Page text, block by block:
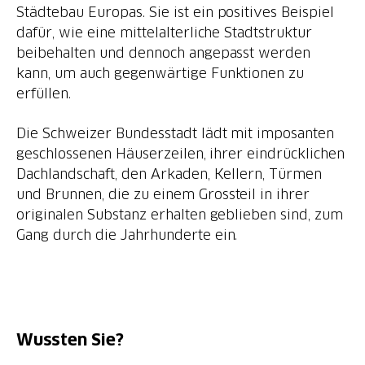
Städtebau Europas. Sie ist ein positives Beispiel
dafür, wie eine mittelalterliche Stadtstruktur
beibehalten und dennoch angepasst werden
kann, um auch gegenwärtige Funktionen zu
erfüllen.
Die Schweizer Bundesstadt lädt mit imposanten
geschlossenen Häuserzeilen, ihrer eindrücklichen
Dachlandschaft, den Arkaden, Kellern, Türmen
und Brunnen, die zu einem Grossteil in ihrer
originalen Substanz erhalten geblieben sind, zum
Gang durch die Jahrhunderte ein.
Wussten Sie?